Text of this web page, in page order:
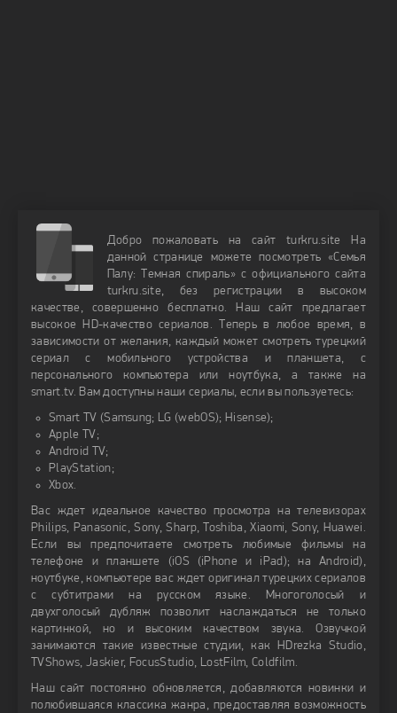
Добро пожаловать на сайт turkru.site На
данной странице можете посмотреть «Семья
Палу: Темная спираль» с официального сайта
turkru.site, без регистрации в высоком
качестве, совершенно бесплатно. Наш сайт предлагает
высокое HD-качество сериалов. Теперь в любое время, в
зависимости от желания, каждый может смотреть турецкий
сериал с мобильного устройства и планшета, с
персонального компьютера или ноутбука, а также на
smart.tv. Вам доступны наши сериалы, если вы пользуетесь:
Smart TV (Samsung; LG (webOS); Hisense);
Apple TV;
Android TV;
PlayStation;
Xbox.
Вас ждет идеальное качество просмотра на телевизорах
Philips, Panasonic, Sony, Sharp, Toshiba, Xiaomi, Sony, Huawei.
Если вы предпочитаете смотреть любимые фильмы на
телефоне и планшете (iOS (iPhone и iPad); на Android),
ноутбуке, компьютере вас ждет оригинал турецких сериалов
с субтитрами на русском языке. Многоголосый и
двухголосый дубляж позволит наслаждаться не только
картинкой, но и высоким качеством звука. Озвучкой
занимаются такие известные студии, как HDrezka Studio,
TVShows, Jaskier, FocusStudio, LostFilm, Coldfilm.
Наш сайт постоянно обновляется, добавляются новинки и
полюбившаяся классика жанра, предоставляя возможность